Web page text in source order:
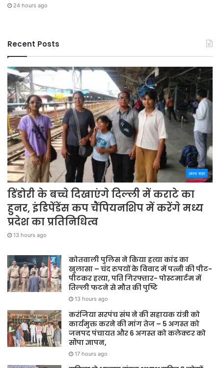
24 hours ago
Recent Posts
अपना शहर
डिंडोरी के बच्चे दिखाएंगे दिल्ली में कराटे का
हुनर, इंडिपेंडेंस कप चैंपियनशिप में करेंगे मध्य
प्रदेश का प्रतिनिधित्व
13 hours ago
कोतवाली पुलिस ने किया हत्या कांड का
खुलासा – चंद रुपयों के विवाद में पत्नी की पीट-
पीटकर हत्या, पति गिरफ्तार- पोस्टमार्टम में
तिल्ली फटने से मौत की पुष्टि
13 hours ago
करंजिया सरपंच संघ ने की सहायक यंत्री को
कार्यमुक्त करने की मांग तेज – 5 अगस्त को
जनपद पंचायत और 6 अगस्त को कलेक्टर को
सौंपा ज्ञापन,
17 hours ago